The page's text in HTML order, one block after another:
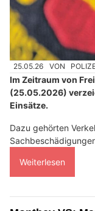
25.05.26 VON
Im Zeitraum von
(25.05.2026)
Einsätze.
Dazu gehörten
Weiterlesen